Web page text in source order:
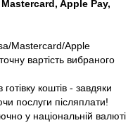
Apple Pay,
Mastercard/Apple
вартість вибраного
коштів - завдяки
послуги післяплати!
у національній валюті